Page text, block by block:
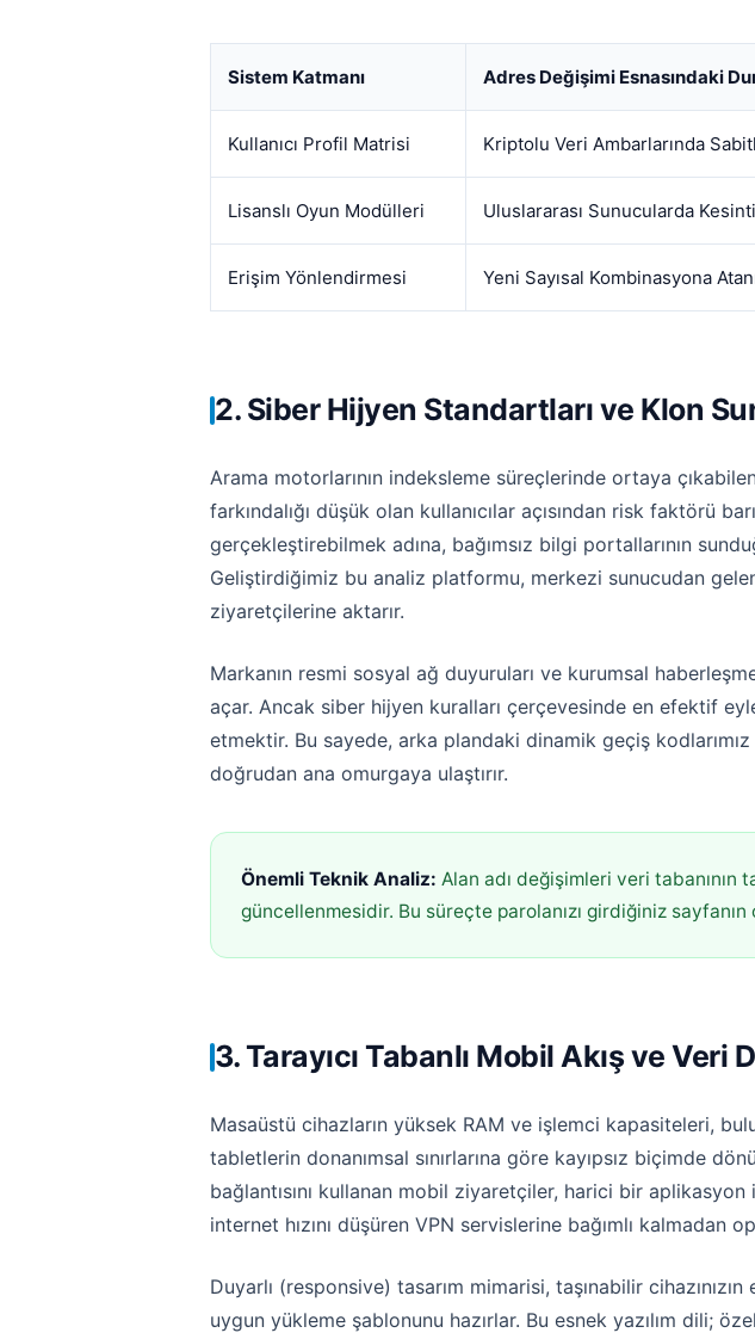
Sistem Katmanı Adres Değişimi Esnasındaki
Kullanıcı Profil Matrisi Kriptolu Veri Ambarlarında
Lisanslı Oyun Modülleri Uluslararası Sunucularda
Erişim Yönlendirmesi Yeni Sayısal Kombinasyona
2. Siber Hijyen Standartları ve Klon
Arama motorlarının indeksleme süreçlerinde ortaya
farkındalığı düşük olan kullanıcılar açısından risk faktörü
gerçekleştirebilmek adına, bağımsız bilgi portallarının
Geliştirdiğimiz bu analiz platformu, merkezi sunucudan
ziyaretçilerine aktarır.
Markanın resmi sosyal ağ duyuruları ve kurumsal
açar. Ancak siber hijyen kuralları çerçevesinde en efektif
etmektir. Bu sayede, arka plandaki dinamik geçiş
doğrudan ana omurgaya ulaştırır.
Önemli Teknik Analiz: Alan adı değişimleri veri tabanının
güncellenmesidir. Bu süreçte parolanızı girdiğiniz
3. Tarayıcı Tabanlı Mobil Akış ve Veri
Masaüstü cihazların yüksek RAM ve işlemci kapasiteleri,
tabletlerin donanımsal sınırlarına göre kayıpsız biçimde
bağlantısını kullanan mobil ziyaretçiler, harici bir
internet hızını düşüren VPN servislerine bağımlı kalmadan
Duyarlı (responsive) tasarım mimarisi, taşınabilir
uygun yükleme şablonunu hazırlar. Bu esnek yazılım dili;